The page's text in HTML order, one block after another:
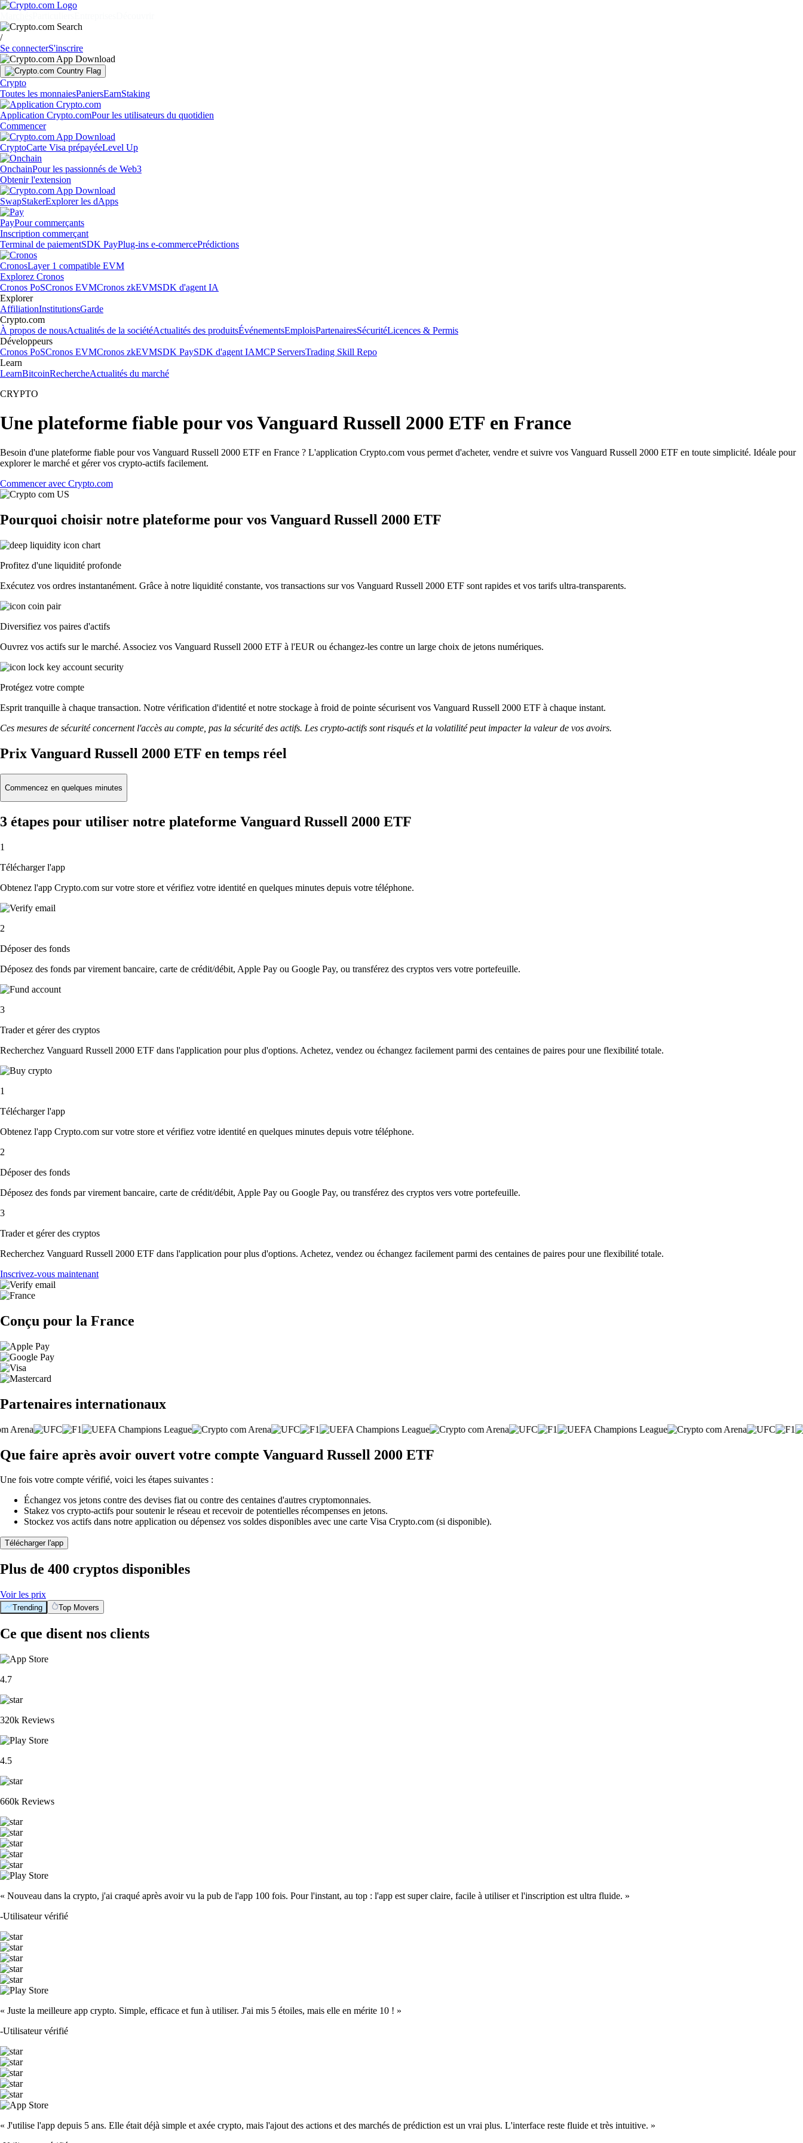
/
Se connecterS'inscrire
Crypto
Toutes les monnaiesPaniersEarnStaking
Application Crypto.comPour les utilisateurs du quotidien
Commencer
CryptoCarte Visa prépayéeLevel Up
OnchainPour les passionnés de Web3
Obtenir l'extension
SwapStakerExplorer les dApps
PayPour commerçants
Inscription commerçant
Terminal de paiementSDK PayPlug-ins e-commercePrédictions
CronosLayer 1 compatible EVM
Explorez Cronos
Cronos PoSCronos EVMCronos zkEVMSDK d'agent IA
Explorer
AffiliationInstitutionsGarde
Crypto.com
À propos de nousActualités de la sociétéActualités des produitsÉvénementsEmploisPartenairesSécuritéLicences & Permis
Développeurs
Cronos PoSCronos EVMCronos zkEVMSDK PaySDK d'agent IAMCP ServersTrading Skill Repo
Learn
LearnBitcoinRechercheActualités du marché
CRYPTO
Une plateforme fiable pour vos Vanguard Russell 2000 ETF en France
Besoin d'une plateforme fiable pour vos Vanguard Russell 2000 ETF en France ? L'application Crypto.com vous permet d'acheter, vendre et suivre vos Vanguard Russell 2000 ETF en toute simplicité. Idéale pour
explorer le marché et gérer vos crypto-actifs facilement.
Commencer avec Crypto.com
Pourquoi choisir notre plateforme pour vos Vanguard Russell 2000 ETF
Profitez d'une liquidité profonde
Exécutez vos ordres instantanément. Grâce à notre liquidité constante, vos transactions sur vos Vanguard Russell 2000 ETF sont rapides et vos tarifs ultra-transparents.
Diversifiez vos paires d'actifs
Ouvrez vos actifs sur le marché. Associez vos Vanguard Russell 2000 ETF à l'EUR ou échangez-les contre un large choix de jetons numériques.
Protégez votre compte
Esprit tranquille à chaque transaction. Notre vérification d'identité et notre stockage à froid de pointe sécurisent vos Vanguard Russell 2000 ETF à chaque instant.
Ces mesures de sécurité concernent l'accès au compte, pas la sécurité des actifs. Les crypto-actifs sont risqués et la volatilité peut impacter la valeur de vos avoirs.
Prix Vanguard Russell 2000 ETF en temps réel
Commencez en quelques minutes
3 étapes pour utiliser notre plateforme Vanguard Russell 2000 ETF
1
Télécharger l'app
Obtenez l'app Crypto.com sur votre store et vérifiez votre identité en quelques minutes depuis votre téléphone.
2
Déposer des fonds
Déposez des fonds par virement bancaire, carte de crédit/débit, Apple Pay ou Google Pay, ou transférez des cryptos vers votre portefeuille.
3
Trader et gérer des cryptos
Recherchez Vanguard Russell 2000 ETF dans l'application pour plus d'options. Achetez, vendez ou échangez facilement parmi des centaines de paires pour une flexibilité totale.
1
Télécharger l'app
Obtenez l'app Crypto.com sur votre store et vérifiez votre identité en quelques minutes depuis votre téléphone.
2
Déposer des fonds
Déposez des fonds par virement bancaire, carte de crédit/débit, Apple Pay ou Google Pay, ou transférez des cryptos vers votre portefeuille.
3
Trader et gérer des cryptos
Recherchez Vanguard Russell 2000 ETF dans l'application pour plus d'options. Achetez, vendez ou échangez facilement parmi des centaines de paires pour une flexibilité totale.
Inscrivez-vous maintenant
Conçu pour la France
Partenaires internationaux
Que faire après avoir ouvert votre compte Vanguard Russell 2000 ETF
Une fois votre compte vérifié, voici les étapes suivantes :
Échangez vos jetons contre des devises fiat ou contre des centaines d'autres cryptomonnaies.
Stakez vos crypto-actifs pour soutenir le réseau et recevoir de potentielles récompenses en jetons.
Stockez vos actifs dans notre application ou dépensez vos soldes disponibles avec une carte Visa Crypto.com (si disponible).
Télécharger l'app
Plus de 400 cryptos disponibles
Voir les prix
Trending Top Movers
Ce que disent nos clients
4.7
320k Reviews
4.5
660k Reviews
« Nouveau dans la crypto, j'ai craqué après avoir vu la pub de l'app 100 fois. Pour l'instant, au top : l'app est super claire, facile à utiliser et l'inscription est ultra fluide. »
-Utilisateur vérifié
« Juste la meilleure app crypto. Simple, efficace et fun à utiliser. J'ai mis 5 étoiles, mais elle en mérite 10 ! »
-Utilisateur vérifié
« J'utilise l'app depuis 5 ans. Elle était déjà simple et axée crypto, mais l'ajout des actions et des marchés de prédiction est un vrai plus. L'interface reste fluide et très intuitive. »